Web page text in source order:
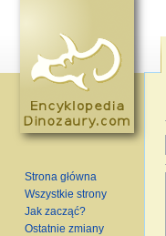
Strona główna
Wszystkie strony
Jak zacząć?
Ostatnie zmiany